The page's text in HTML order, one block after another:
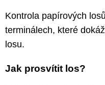
Kontrola papírových
terminálech, které
losu.
Jak prosvítit los?